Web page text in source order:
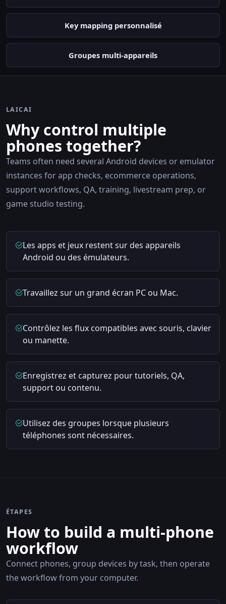
Key mapping personnalisé
Groupes multi-appareils
LAICAI
Why control multiple
phones together?
Teams often need several Android devices or emulator
instances for app checks, ecommerce operations,
support workflows, QA, training, livestream prep, or
game studio testing.
Les apps et jeux restent sur des appareils
Android ou des émulateurs.
Travaillez sur un grand écran PC ou Mac.
Contrôlez les flux compatibles avec souris, clavier
ou manette.
Enregistrez et capturez pour tutoriels, QA,
support ou contenu.
Utilisez des groupes lorsque plusieurs
téléphones sont nécessaires.
ÉTAPES
How to build a multi-phone
workflow
Connect phones, group devices by task, then operate
the workflow from your computer.